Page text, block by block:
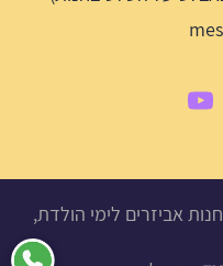
© כל הזכויות שמורות ל HIPHIP חנות אביזרים לימי הולדת,